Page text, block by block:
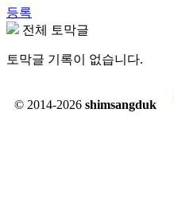
등록
전체 토막글
토막글 기록이 없습니다.
© 2014-2026 shimsangduk